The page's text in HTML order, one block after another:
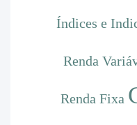
Índices e
Renda
Renda Fixa